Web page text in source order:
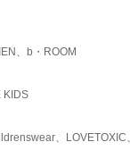
、b・ROOM
KIDS
、